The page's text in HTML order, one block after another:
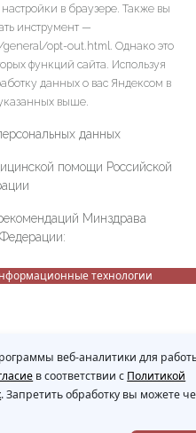
в браузере. Также вы
инструмент —
opt-out.html. Однако это
функций сайта. Используя
данных о вас Яндексом в
выше.
данных
помощи Российской
Минздрава
технологии
веб-аналитики для
в соответствии с Политикой
. Запретить обработку вы можете